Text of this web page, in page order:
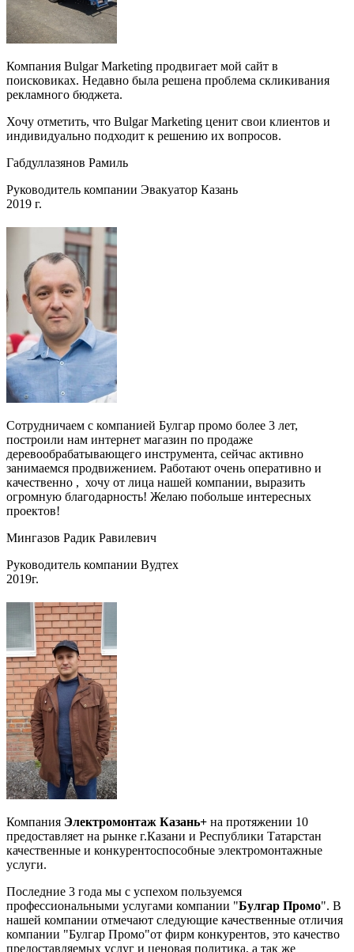
Компания Bulgar Marketing продвигает мой сайт в
поисковиках. Недавно была решена проблема скликивания
рекламного бюджета.
Хочу отметить, что Bulgar Marketing ценит свои клиентов и
индивидуально подходит к решению их вопросов.
Габдуллазянов Рамиль
Руководитель компании Эвакуатор Казань
2019 г.
Сотрудничаем с компанией Булгар промо более 3 лет,
построили нам интернет магазин по продаже
деревообрабатывающего инструмента, сейчас активно
занимаемся продвижением. Работают очень оперативно и
качественно , хочу от лица нашей компании, выразить
огромную благодарность! Желаю побольше интересных
проектов!
Мингазов Радик Равилевич
Руководитель компании Вудтех
2019г.
Компания Электромонтаж Казань+ на протяжении 10
предоставляет на рынке г.Казани и Республики Татарстан
качественные и конкурентоспособные электромонтажные
услуги.
Последние 3 года мы с успехом пользуемся
профессиональными услугами компании "Булгар Промо". В
нашей компании отмечают следующие качественные отличия
компании "Булгар Промо"от фирм конкурентов, это качество
предоставляемых услуг и ценовая политика, а так же